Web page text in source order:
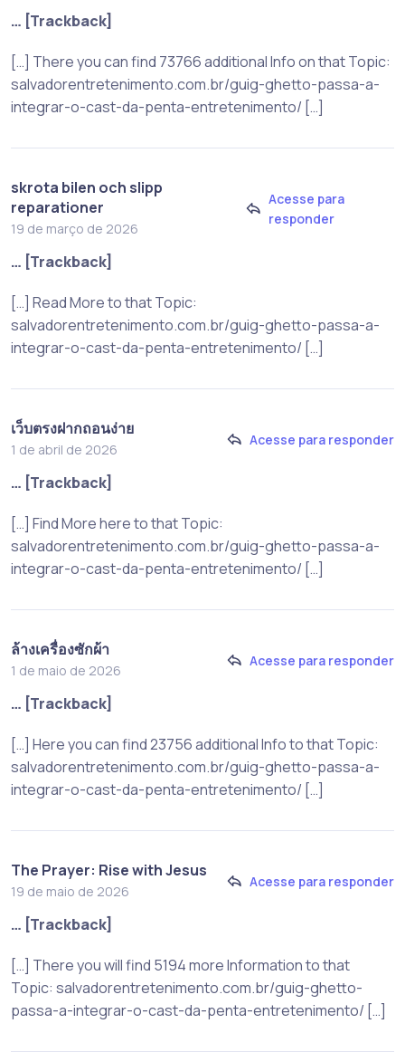
… [Trackback]
[…] There you can find 73766 additional Info on that Topic:
salvadorentretenimento.com.br/guig-ghetto-passa-a-
integrar-o-cast-da-penta-entretenimento/ […]
skrota bilen och slipp
reparationer
19 de março de 2026
Acesse para
responder
… [Trackback]
[…] Read More to that Topic:
salvadorentretenimento.com.br/guig-ghetto-passa-a-
integrar-o-cast-da-penta-entretenimento/ […]
เว็บตรงฝากถอนง่าย
1 de abril de 2026
Acesse para responder
… [Trackback]
[…] Find More here to that Topic:
salvadorentretenimento.com.br/guig-ghetto-passa-a-
integrar-o-cast-da-penta-entretenimento/ […]
ล้างเครื่องซักผ้า
1 de maio de 2026
Acesse para responder
… [Trackback]
[…] Here you can find 23756 additional Info to that Topic:
salvadorentretenimento.com.br/guig-ghetto-passa-a-
integrar-o-cast-da-penta-entretenimento/ […]
The Prayer: Rise with Jesus
19 de maio de 2026
Acesse para responder
… [Trackback]
[…] There you will find 5194 more Information to that
Topic: salvadorentretenimento.com.br/guig-ghetto-
passa-a-integrar-o-cast-da-penta-entretenimento/ […]